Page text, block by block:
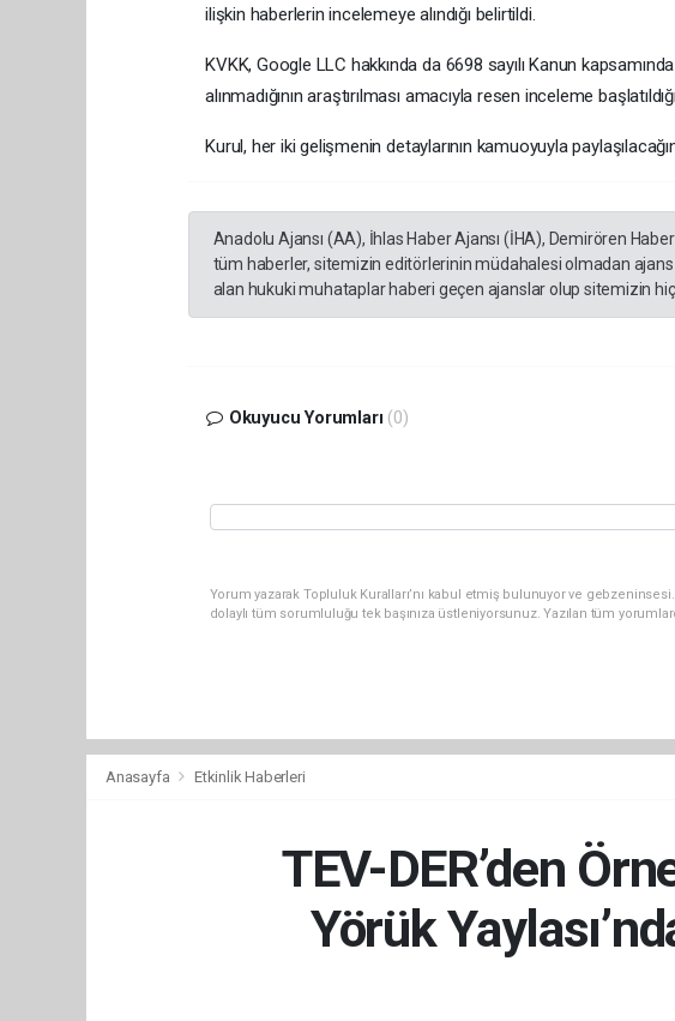
ilişkin haberlerin incelemeye alındığı belirtildi.
KVKK, Google LLC hakkında da 6698 sayılı Kanun
alınmadığının araştırılması amacıyla resen inceleme
Kurul, her iki gelişmenin detaylarının kamuoyuyla
Anadolu Ajansı (AA), İhlas Haber Ajansı (İHA), Demirören
tüm haberler, sitemizin editörlerinin müdahalesi olmadan
alan hukuki muhataplar haberi geçen ajanslar olup sitemizin
Okuyucu Yorumları (0)
Yorum yazarak Topluluk Kuralları’nı kabul etmiş bulunuyor ve
dolaylı tüm sorumluluğu tek başınıza üstleniyorsunuz. Yazılan tüm
Anasayfa Etkinlik Haberleri
TEV-DER’den
Yörük